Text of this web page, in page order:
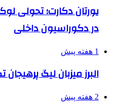
یورتان دکارت؛ تحولی
در دکوراسیون داخلی
1 هفته پیش
البرز میزبان لیگ
2 هفته پیش